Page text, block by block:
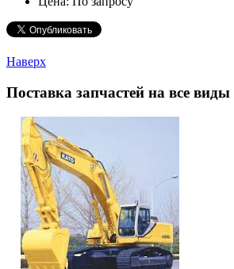
Наверх
Поставка запчастей на все виды